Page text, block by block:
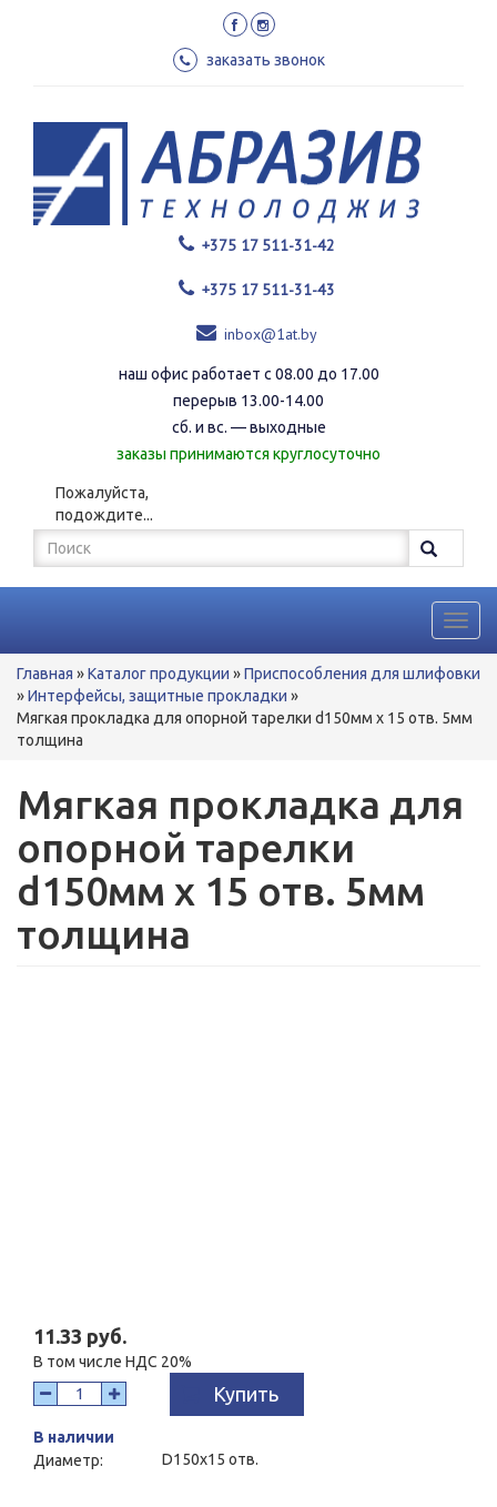
заказать звонок
+375 17 511-31-42
+375 17 511-31-43
inbox@1at.by
наш офис работает с 08.00 до 17.00
перерыв 13.00-14.00
сб. и вс. — выходные
заказы принимаются круглосуточно
Пожалуйста,
подождите...
Форма
поиска
Поиск
Вы
здесь
Главная »Каталог продукции »Приспособления для шлифовки
»Интерфейсы, защитные прокладки »
Мягкая прокладка для опорной тарелки d150мм x 15 отв. 5мм
толщина
Мягкая прокладка для
опорной тарелки
d150мм x 15 отв. 5мм
толщина
11.33 руб.
В том числе НДС 20%
Купить
В наличии
Диаметр:
D150x15 отв.